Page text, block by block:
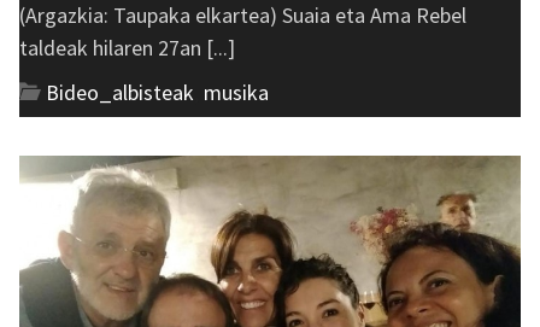
(Argazkia: Taupaka elkartea) Suaia eta Ama Rebel
taldeak hilaren 27an [...]
Bideo_albisteak musika